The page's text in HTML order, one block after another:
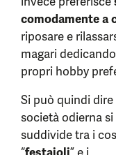
comodamente a
riposare e
magari
propri hobby
Si può quindi dire
società odierna si
suddivide tra i